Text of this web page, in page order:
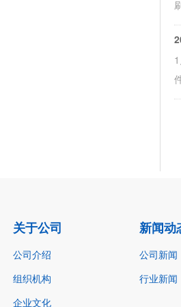
关于公司
公司介绍
组织机构
企业文化
新闻动
公司新闻
行业新闻